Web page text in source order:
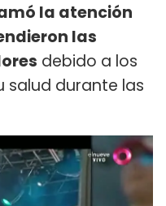
la atención
las
debido a los
salud durante las